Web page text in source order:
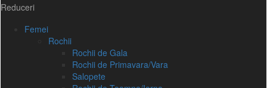
Reduceri
Femei
Rochii
Rochii de Gala
Rochii de Primavara/Vara
Salopete